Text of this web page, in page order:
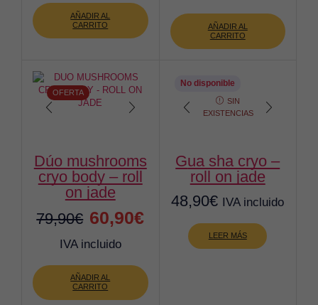
AÑADIR AL
CARRITO
original
era:
es:
AÑADIR AL
CARRITO
OFERTA
dúo mushrooms
cryo body – roll
on jade
79,90€ El
precio
original
era:
60,90€
es:
IVA incluido
AÑADIR AL
CARRITO
SIN
EXISTENCIAS
No disponible
gua sha cryo –
roll on jade
48,90€ IVA incluido
LEER MÁS